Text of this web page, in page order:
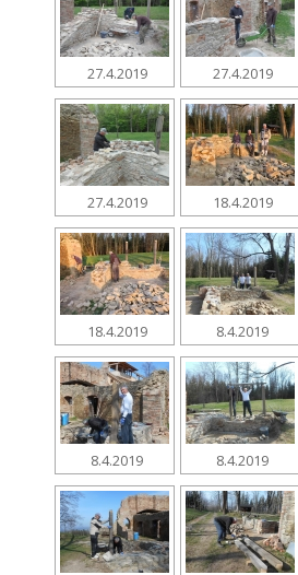
27.4.2019 27.4.2019
27.4.2019 18.4.2019
18.4.2019 8.4.2019
8.4.2019 8.4.2019